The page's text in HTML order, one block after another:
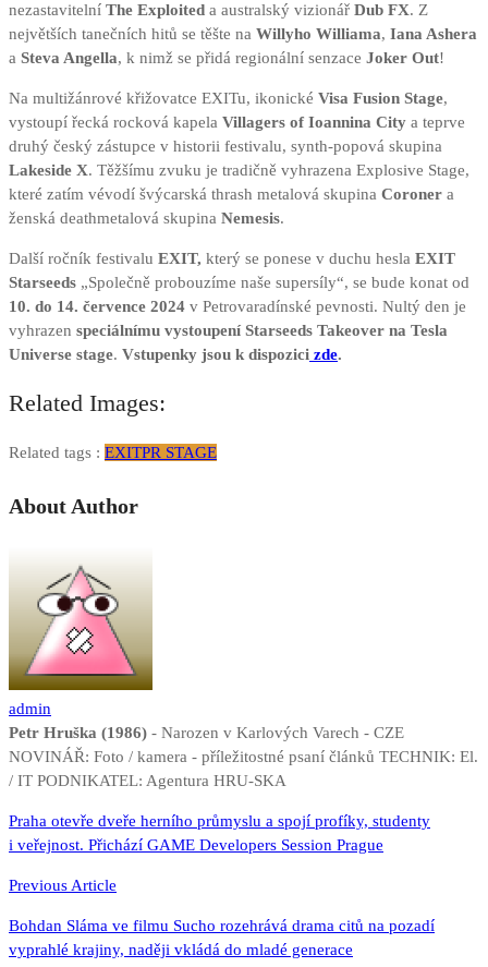
nezastavitelní The Exploited a australský vizionář Dub FX. Z
největších tanečních hitů se těšte na Willyho Williama, Iana Ashera
a Steva Angella, k nimž se přidá regionální senzace Joker Out!
Na multižánrové křižovatce EXITu, ikonické Visa Fusion Stage,
vystoupí řecká rocková kapela Villagers of Ioannina City a teprve
druhý český zástupce v historii festivalu, synth-popová skupina
Lakeside X. Těžšímu zvuku je tradičně vyhrazena Explosive Stage,
které zatím vévodí švýcarská thrash metalová skupina Coroner a
ženská deathmetalová skupina Nemesis.
Další ročník festivalu EXIT, který se ponese v duchu hesla EXIT
Starseeds „Společně probouzíme naše supersíly“, se bude konat od
10. do 14. července 2024 v Petrovaradínské pevnosti. Nultý den je
vyhrazen speciálnímu vystoupení Starseeds Takeover na Tesla
Universe stage. Vstupenky jsou k dispozici zde.
Related Images:
Related tags : EXITPR STAGE
About Author
admin
Petr Hruška (1986) - Narozen v Karlových Varech - CZE
NOVINÁŘ: Foto / kamera - příležitostné psaní článků TECHNIK: El.
/ IT PODNIKATEL: Agentura HRU-SKA
Navigace
pro
příspěvek
Praha otevře dveře herního průmyslu a spojí profíky, studenty
i veřejnost. Přichází GAME Developers Session Prague
Previous Article
Bohdan Sláma ve filmu Sucho rozehrává drama citů na pozadí
vyprahlé krajiny, naději vkládá do mladé generace